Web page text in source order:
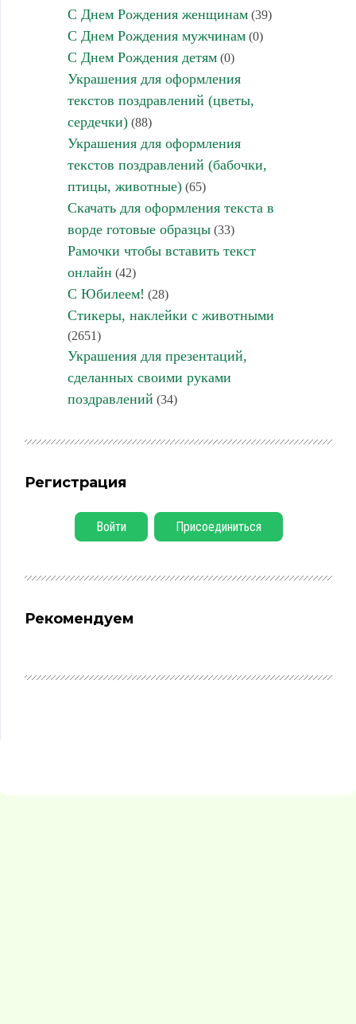
С Днем Рождения женщинам(39)
С Днем Рождения мужчинам(0)
С Днем Рождения детям(0)
Украшения для оформления
текстов поздравлений (цветы,
сердечки)(88)
Украшения для оформления
текстов поздравлений (бабочки,
птицы, животные)(65)
Скачать для оформления текста в
ворде готовые образцы(33)
Рамочки чтобы вставить текст
онлайн (42)
С Юбилеем! (28)
Стикеры, наклейки с животными
(2651)
Украшения для презентаций,
сделанных своими руками
поздравлений (34)
Регистрация
Войти Присоединиться
Рекомендуем